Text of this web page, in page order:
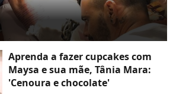
Aprenda a fazer cupcakes com
Maysa e sua mãe, Tânia Mara:
'Cenoura e chocolate'